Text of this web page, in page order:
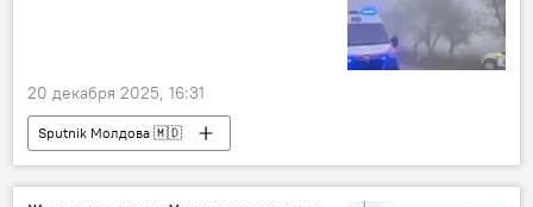
20 декабря 2025, 16:31
Sputnik Молдова 🇲🇩